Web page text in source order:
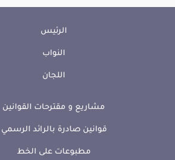
الرئيس
النواب
اللجان
مشاريع و مقترحات القوانين
قوانين صادرة بالرائد الرسمي
مطبوعات على الخط